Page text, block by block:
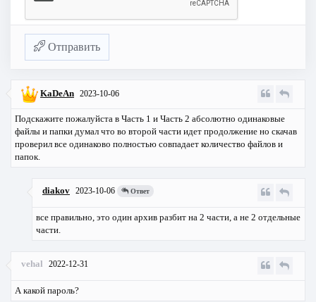
Отправить
KaDeAn 2023-10-06
Подскажите пожалуйста в Часть 1 и Часть 2 абсолютно одинаковые
файлы и папки думал что во второй части идет продолжение но скачав
проверил все одинаково полностью совпадает количество файлов и
папок.
diakov 2023-10-06 Ответ
все правильно, это один архив разбит на 2 части, а не 2 отдельные
части.
vehal 2022-12-31
А какой пароль?